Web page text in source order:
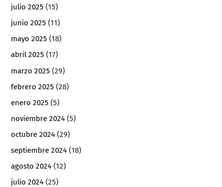
julio 2025 (15)
junio 2025 (11)
mayo 2025 (18)
abril 2025 (17)
marzo 2025 (29)
febrero 2025 (28)
enero 2025 (5)
noviembre 2024 (5)
octubre 2024 (29)
septiembre 2024 (18)
agosto 2024 (12)
julio 2024 (25)